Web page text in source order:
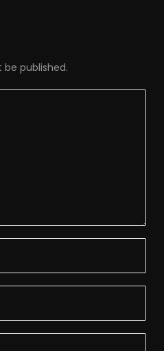
be published.